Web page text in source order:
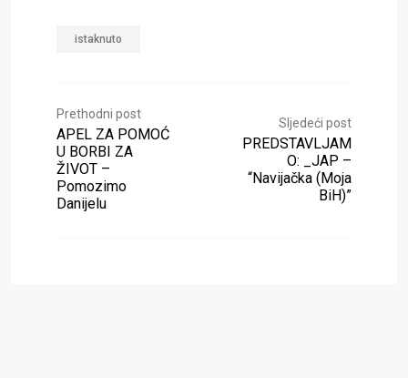
istaknuto
Prethodni post
APEL ZA POMOĆ
U BORBI ZA
ŽIVOT –
Pomozimo
Danijelu
Sljedeći post
PREDSTAVLJAM
O: _JAP –
“Navijačka (Moja
BiH)”